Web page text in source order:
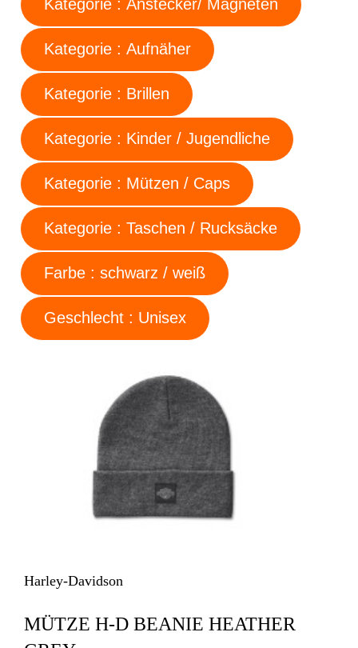
Kategorie : Anstecker/ Magneten
Kategorie : Aufnäher
Kategorie : Brillen
Kategorie : Kinder / Jugendliche
Kategorie : Mützen / Caps
Kategorie : Taschen / Rucksäcke
Farbe : schwarz / weiß
Geschlecht : Unisex
Harley-Davidson
MÜTZE H-D BEANIE HEATHER